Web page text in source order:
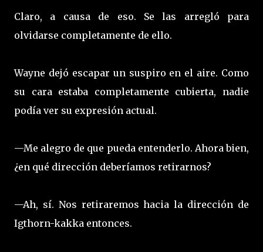
Claro, a causa de eso. Se las arregló para
olvidarse completamente de ello.
Wayne dejó escapar un suspiro en el aire. Como
su cara estaba completamente cubierta, nadie
podía ver su expresión actual.
—Me alegro de que pueda entenderlo. Ahora bien,
¿en qué dirección deberíamos retirarnos?
—Ah, sí. Nos retiraremos hacia la dirección de
Igthorn-kakka entonces.